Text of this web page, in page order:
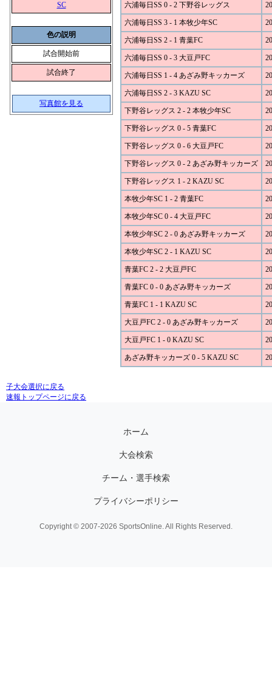
SC
色の説明
試合開始前
試合終了
写真館を見る
六浦毎日SS 0 - 2 下野谷レッグス
六浦毎日SS 3 - 1 本牧少年SC
六浦毎日SS 2 - 1 青葉FC
六浦毎日SS 0 - 3 大豆戸FC
六浦毎日SS 1 - 4 あざみ野キッカーズ
六浦毎日SS 2 - 3 KAZU SC
下野谷レッグス 2 - 2 本牧少年SC
下野谷レッグス 0 - 5 青葉FC
下野谷レッグス 0 - 6 大豆戸FC
下野谷レッグス 0 - 2 あざみ野キッカーズ
下野谷レッグス 1 - 2 KAZU SC
本牧少年SC 1 - 2 青葉FC
本牧少年SC 0 - 4 大豆戸FC
本牧少年SC 2 - 0 あざみ野キッカーズ
本牧少年SC 2 - 1 KAZU SC
青葉FC 2 - 2 大豆戸FC
青葉FC 0 - 0 あざみ野キッカーズ
青葉FC 1 - 1 KAZU SC
大豆戸FC 2 - 0 あざみ野キッカーズ
大豆戸FC 1 - 0 KAZU SC
あざみ野キッカーズ 0 - 5 KAZU SC
子大会選択に戻る
速報トップページに戻る
ホーム
大会検索
チーム・選手検索
プライバシーポリシー
Copyright © 2007-2026 SportsOnline. All Rights Reserved.